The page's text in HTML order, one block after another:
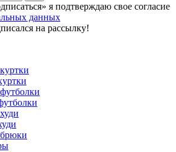
я подтверждаю свое согласие
данных
на рассылку!